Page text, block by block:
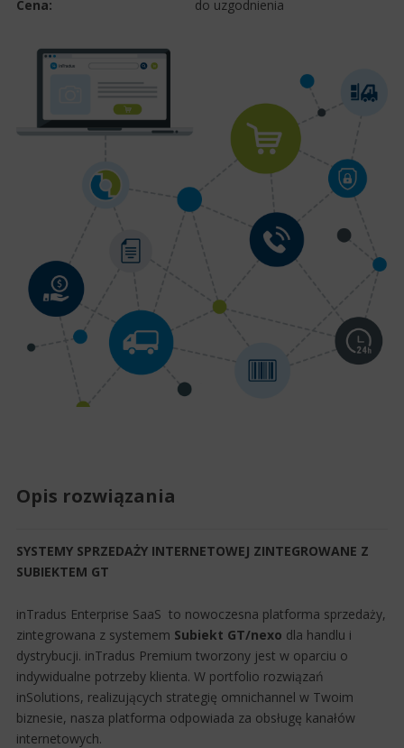
Cena:
do uzgodnienia
Opis rozwiązania
SYSTEMY SPRZEDAŻY INTERNETOWEJ ZINTEGROWANE Z
SUBIEKTEM GT
inTradus Enterprise SaaS to nowoczesna platforma sprzedaży,
zintegrowana z systemem Subiekt GT/nexo dla handlu i
dystrybucji. inTradus Premium tworzony jest w oparciu o
indywidualne potrzeby klienta. W portfolio rozwiązań
inSolutions, realizujących strategię omnichannel w Twoim
biznesie, nasza platforma odpowiada za obsługę kanałów
internetowych.